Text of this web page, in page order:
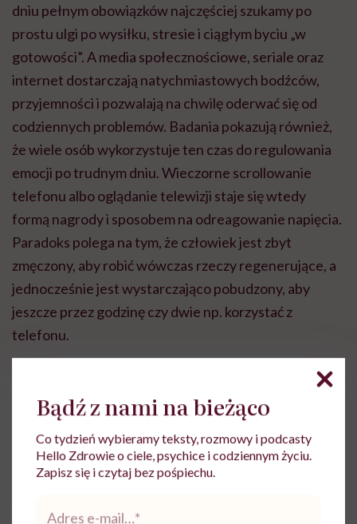
dniu pełnym obowiązków najczęściej szukamy po
prostu ulgi po wysiłku, stresie i ciągłym byciu „w
gotowości”. A media społecznościowe, seriale oraz
internet dostarczają natychmiastowych bodźców,
przyjemności i pozwalają na chwilę oderwać się od
codziennych problemów. Badania pokazują również,
że wiele osób wykorzystuje ten czas do regulowania
emocji po trudnym dniu. Wieczorne scrollowanie
telefonu albo oglądanie telewizji staje się wtedy
formą nagrody i sposobem na odreagowanie napięcia.
Paradoks polega na tym, że człowiek jest zbyt
zmęczony, aby robić wówczas rzeczy regenerujące, a
jednocześnie jest wystarczająco pobudzony, aby
jeszcze przez godzinę czy dwie np. korzystać z
telefonu.
Bądź z nami na bieżąco
Co tydzień wybieramy teksty, rozmowy i podcasty
Hello Zdrowie o ciele, psychice i codziennym życiu.
Zapisz się i czytaj bez pośpiechu.